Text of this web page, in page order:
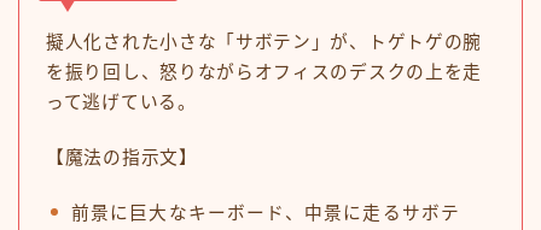
擬人化された小さな「サボテン」が、トゲトゲの腕
を振り回し、怒りながらオフィスのデスクの上を走
って逃げている。
【魔法の指示文】
前景に巨大なキーボード、中景に走るサボテ